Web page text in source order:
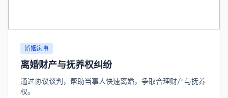
婚姻家事
离婚财产与抚养权纠纷
通过协议谈判，帮助当事人快速离婚，争取合理财产与抚养
权。